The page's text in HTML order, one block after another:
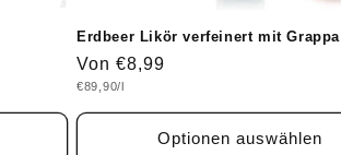
Erdbeer Likör verfeinert mit Grappa
Normaler
Preis
Von €8,99
Grundpreis
€89,90/l
Optionen auswählen